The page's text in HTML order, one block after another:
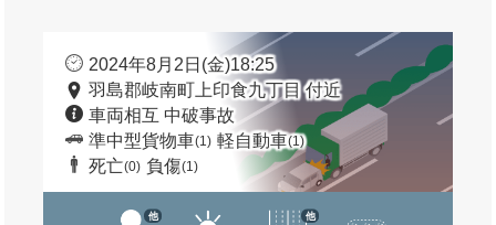
2024年8月2日(金)18:25
羽島郡岐南町上印食九丁目 付近
車両相互 中破事故
準中型貨物車(1) 軽自動車(1)
死亡(0) 負傷(1)
他 他